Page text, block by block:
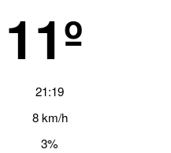
11º
21:19
8 km/h
3%